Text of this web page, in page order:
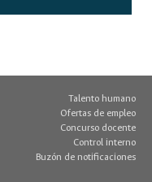
Talento humano
Ofertas de empleo
Concurso docente
Control interno
Buzón de notificaciones